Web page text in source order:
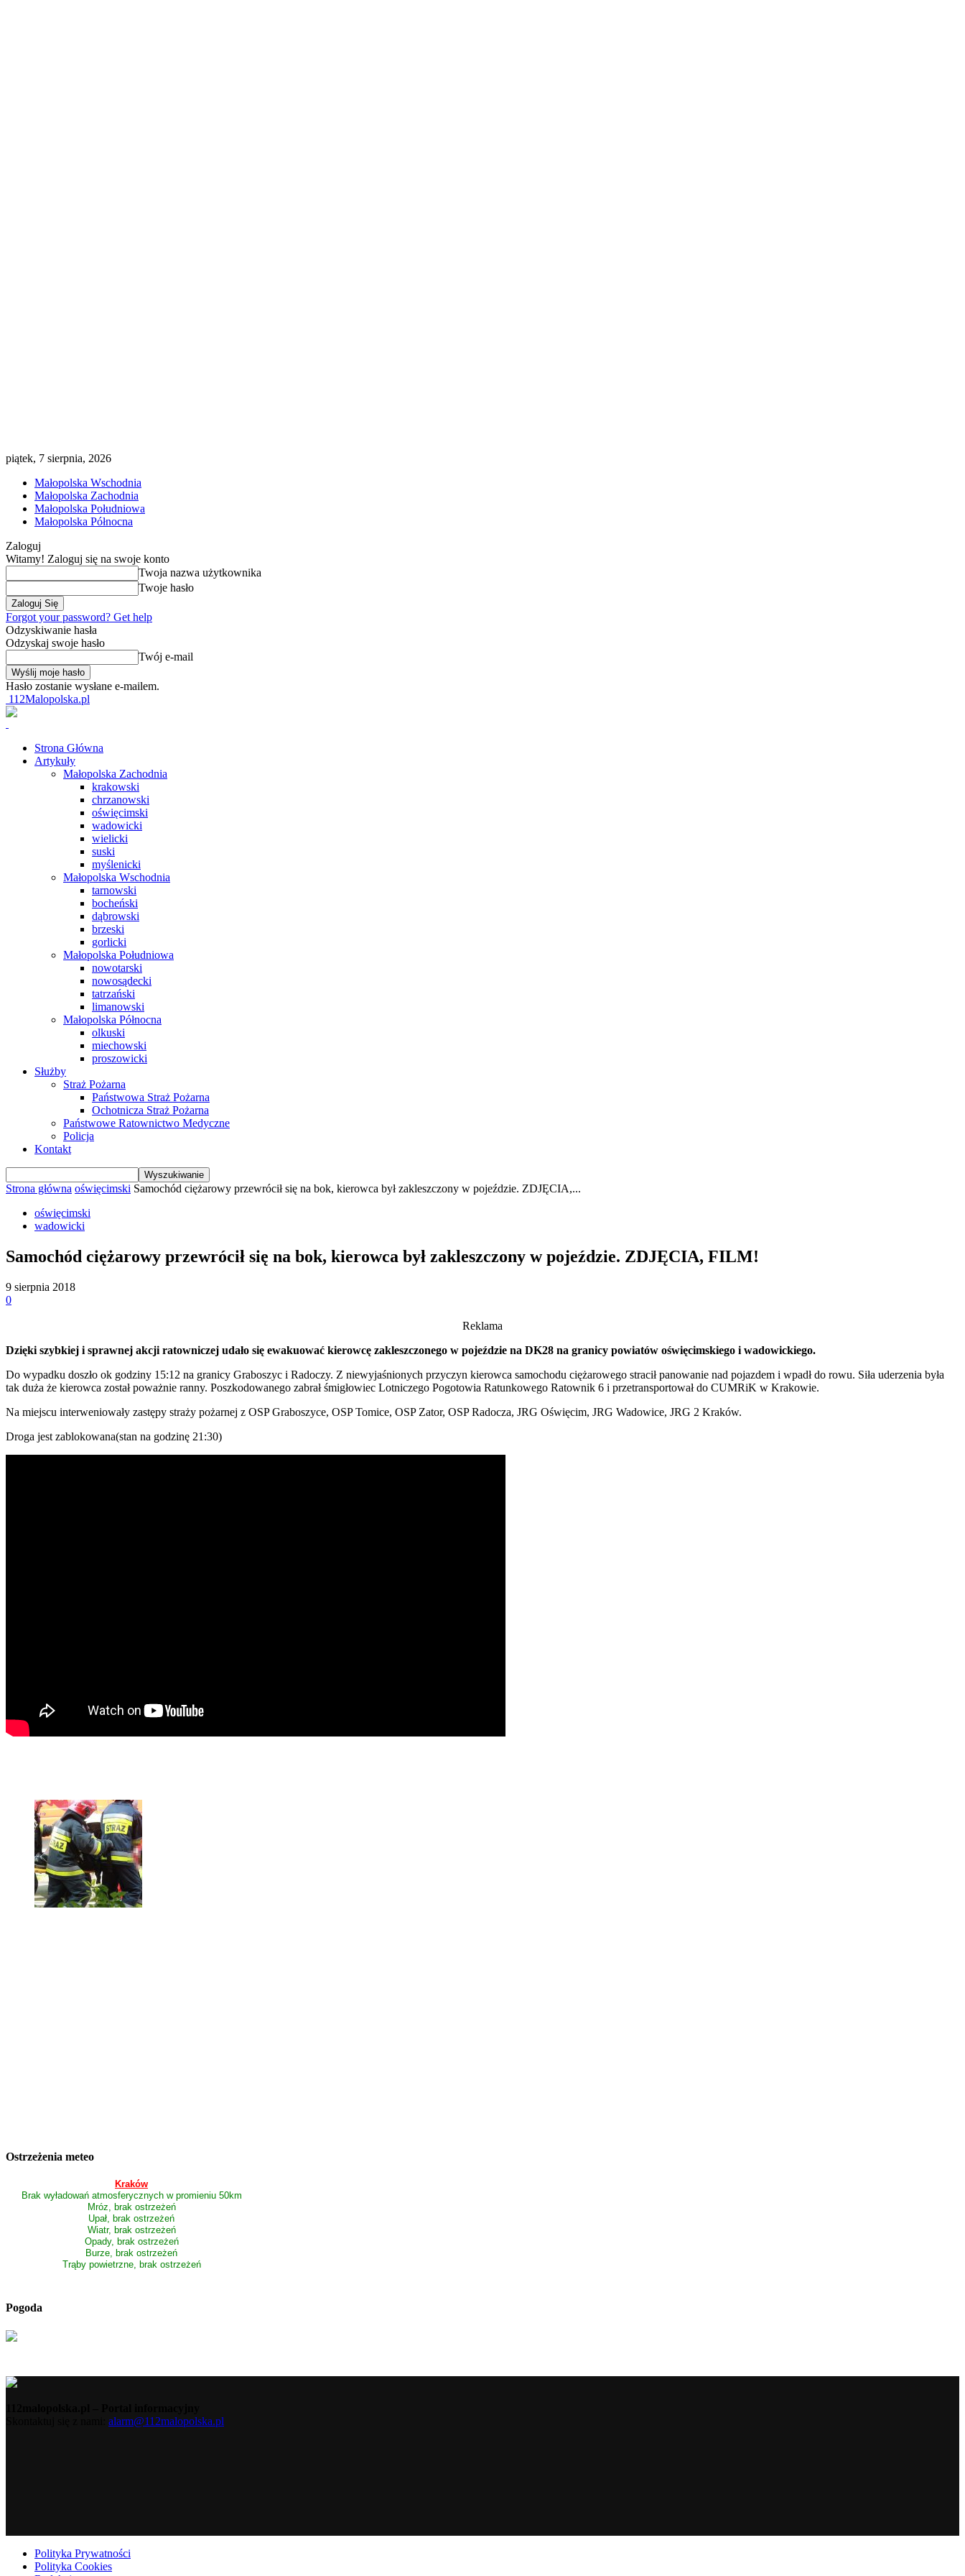
piątek, 7 sierpnia, 2026
Małopolska Wschodnia
Małopolska Zachodnia
Małopolska Południowa
Małopolska Północna
Zaloguj
Witamy! Zaloguj się na swoje konto
Twoja nazwa użytkownika
Twoje hasło
Forgot your password? Get help
Odzyskiwanie hasła
Odzyskaj swoje hasło
Twój e-mail
Hasło zostanie wysłane e-mailem.
112Malopolska.pl
Strona Główna
Artykuły
Małopolska Zachodnia
krakowski
chrzanowski
oświęcimski
wadowicki
wielicki
suski
myślenicki
Małopolska Wschodnia
tarnowski
bocheński
dąbrowski
brzeski
gorlicki
Małopolska Południowa
nowotarski
nowosądecki
tatrzański
limanowski
Małopolska Północna
olkuski
miechowski
proszowicki
Służby
Straż Pożarna
Państwowa Straż Pożarna
Ochotnicza Straż Pożarna
Państwowe Ratownictwo Medyczne
Policja
Kontakt
Strona główna oświęcimski Samochód ciężarowy przewrócił się na bok, kierowca był zakleszczony w pojeździe. ZDJĘCIA,...
oświęcimski
wadowicki
Samochód ciężarowy przewrócił się na bok, kierowca był zakleszczony w pojeździe. ZDJĘCIA, FILM!
9 sierpnia 2018
0
Reklama
Dzięki szybkiej i sprawnej akcji ratowniczej udało się ewakuować kierowcę zakleszczonego w pojeździe na DK28 na granicy powiatów oświęcimskiego i wadowickiego.
Do wypadku doszło ok godziny 15:12 na granicy Graboszyc i Radoczy. Z niewyjaśnionych przyczyn kierowca samochodu ciężarowego stracił panowanie nad pojazdem i wpadł do rowu. Siła uderzenia była
tak duża że kierowca został poważnie ranny. Poszkodowanego zabrał śmigłowiec Lotniczego Pogotowia Ratunkowego Ratownik 6 i przetransportował do CUMRiK w Krakowie.
Na miejscu interweniowały zastępy straży pożarnej z OSP Graboszyce, OSP Tomice, OSP Zator, OSP Radocza, JRG Oświęcim, JRG Wadowice, JRG 2 Kraków.
Droga jest zablokowana(stan na godzinę 21:30)
Ostrzeżenia meteo
Kraków
Brak wyładowań atmosferycznych w promieniu 50km
Mróz, brak ostrzeżeń
Upał, brak ostrzeżeń
Wiatr, brak ostrzeżeń
Opady, brak ostrzeżeń
Burze, brak ostrzeżeń
Trąby powietrzne, brak ostrzeżeń
Pogoda
alarm@112malopolska.pl
Polityka Prywatności
Polityka Cookies